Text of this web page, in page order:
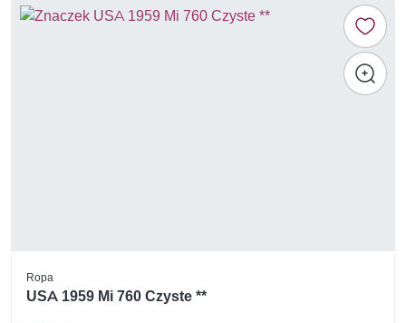
Ropa
USA 1959 Mi 760 Czyste **